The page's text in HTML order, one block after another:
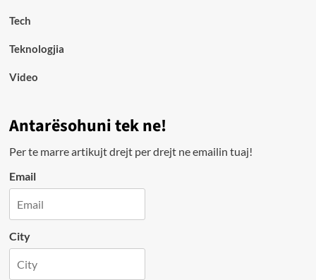
Tech
Teknologjia
Video
Antarësohuni tek ne!
Per te marre artikujt drejt per drejt ne emailin tuaj!
Email
City